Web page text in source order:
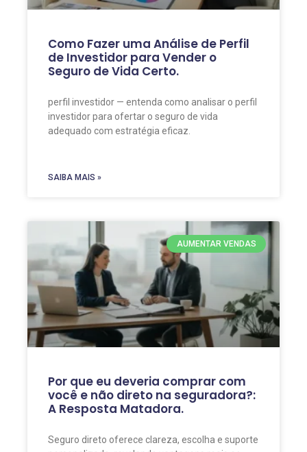
Como Fazer uma Análise de Perfil
de Investidor para Vender o
Seguro de Vida Certo.
perfil investidor — entenda como analisar o perfil
investidor para ofertar o seguro de vida
adequado com estratégia eficaz.
SAIBA MAIS »
AUMENTAR VENDAS
Por que eu deveria comprar com
você e não direto na seguradora?:
A Resposta Matadora.
Seguro direto oferece clareza, escolha e suporte